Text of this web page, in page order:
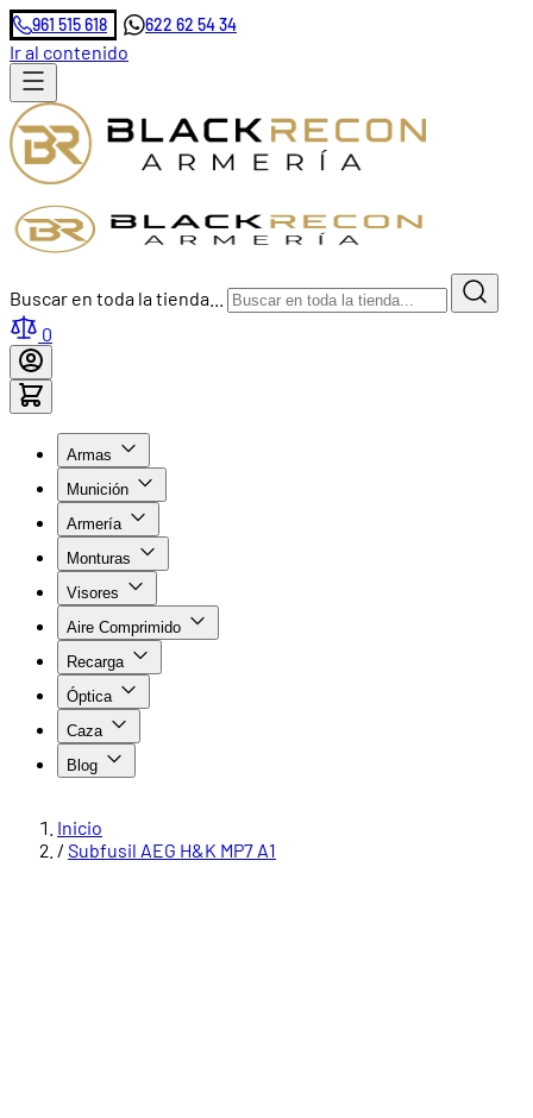
961 515 618 622 62 54 34
Ir al contenido
Buscar en toda la tienda...
0
Armas
Munición
Armería
Monturas
Visores
Aire Comprimido
Recarga
Óptica
Caza
Blog
Inicio
/ Subfusil AEG H&K MP7 A1